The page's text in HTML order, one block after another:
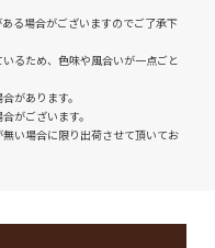
る場合がございますのでご了承下
るため、色味や風合いが一点ごと
があります。
がございます。
い場合に限り出荷させて頂いてお